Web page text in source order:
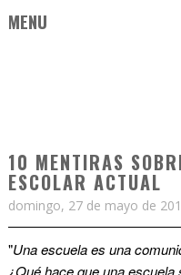
MENU
10 MENTIRAS
ESCOLAR ACTUAL
domingo, 27 de mayo de
"Una escuela es una
¿Qué hace que una